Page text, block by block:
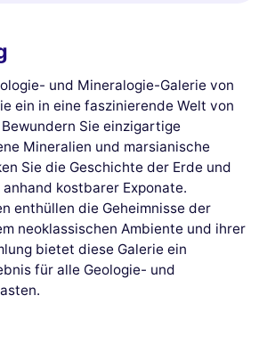
und Mineralogie-Galerie von
ein in eine faszinierende Welt von
Sie einzigartige
Mineralien und marsianische
Sie die Geschichte der Erde und
kostbarer Exponate.
enthüllen die Geheimnisse der
neoklassischen Ambiente und ihrer
bietet diese Galerie ein
für alle Geologie- und